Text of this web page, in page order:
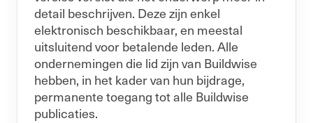
detail beschrijven. Deze zijn enkel
elektronisch beschikbaar, en meestal
uitsluitend voor betalende leden. Alle
ondernemingen die lid zijn van Buildwise
hebben, in het kader van hun bijdrage,
permanente toegang tot alle Buildwise
publicaties.